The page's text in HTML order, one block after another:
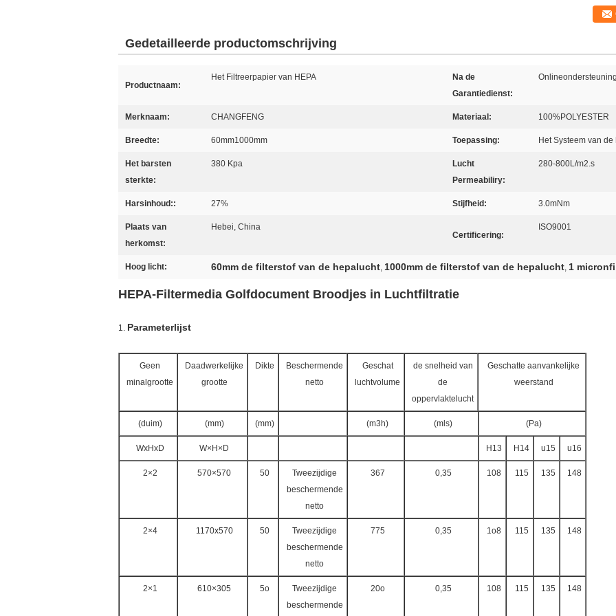
Gedetailleerde productomschrijving
Productnaam:
Het Filtreerpapier van HEPA
Na de
Garantiedienst:
Onlineondersteuning
Merknaam: CHANGFENG Materiaal: 100%POLYESTER
Breedte: 60mm1000mm Toepassing: Het Systeem van de
Het barsten
sterkte:
380 Kpa
Lucht
Permeabiliry:
280-800L/m2.s
Harsinhoud:: 27% Stijfheid: 3.0mNm
Plaats van
herkomst:
Hebei, China
Certificering:
ISO9001
Hoog licht: 60mm de filterstof van de hepalucht, 1000mm de filterstof van de hepalucht, 1
HEPA-Filtermedia Golfdocument Broodjes in Luchtfiltratie
1. Parameterlijst
Geen
minalgrootte
Daadwerkelijke
grootte
Dikte
Beschermende
netto
Geschat
luchtvolume
de snelheid van
de
oppervlaktelucht
Geschatte aanvankelijke
weerstand
(duim) (mm) (mm) (m3h) (mls) (Pa)
WxHxD W×H×D H13 H14 u15 u16
2×2 570×570 50
Tweezijdige
beschermende
netto
367 0,35 108 115 135 148
2×4 1170x570 50
Tweezijdige
beschermende
netto
775 0,35 1o8 115 135 148
2×1 610×305 5o
Tweezijdige
beschermende
20o 0,35 108 115 135 148